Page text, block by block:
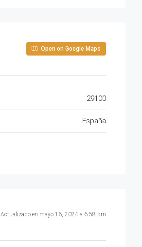
Open on Google Maps
29100
España
Actualizado en mayo 16, 2024 a 6:58 pm